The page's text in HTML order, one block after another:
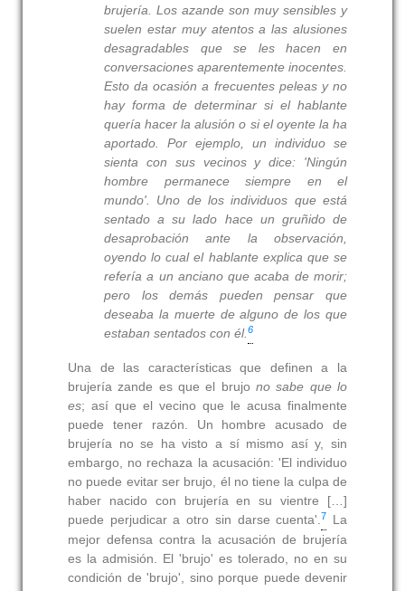
brujería. Los azande son muy sensibles y
suelen estar muy atentos a las alusiones
desagradables que se les hacen en
conversaciones aparentemente inocentes.
Esto da ocasión a frecuentes peleas y no
hay forma de determinar si el hablante
quería hacer la alusión o si el oyente la ha
aportado. Por ejemplo, un individuo se
sienta con sus vecinos y dice: 'Ningún
hombre permanece siempre en el
mundo'. Uno de los individuos que está
sentado a su lado hace un gruñido de
desaprobación ante la observación,
oyendo lo cual el hablante explica que se
refería a un anciano que acaba de morir;
pero los demás pueden pensar que
deseaba la muerte de alguno de los que
estaban sentados con él.6
Una de las características que definen a la
brujería zande es que el brujono sabe que lo
es; así que el vecino que le acusa finalmente
puede tener razón. Un hombre acusado de
brujería no se ha visto a sí mismo así y, sin
embargo, no rechaza la acusación: 'El individuo
no puede evitar ser brujo, él no tiene la culpa de
haber nacido con brujería en su vientre […]
puede perjudicar a otro sin darse cuenta'.7
La
mejor defensa contra la acusación de brujería
es la admisión. El 'brujo' es tolerado, no en su
condición de 'brujo', sino porque puede devenir